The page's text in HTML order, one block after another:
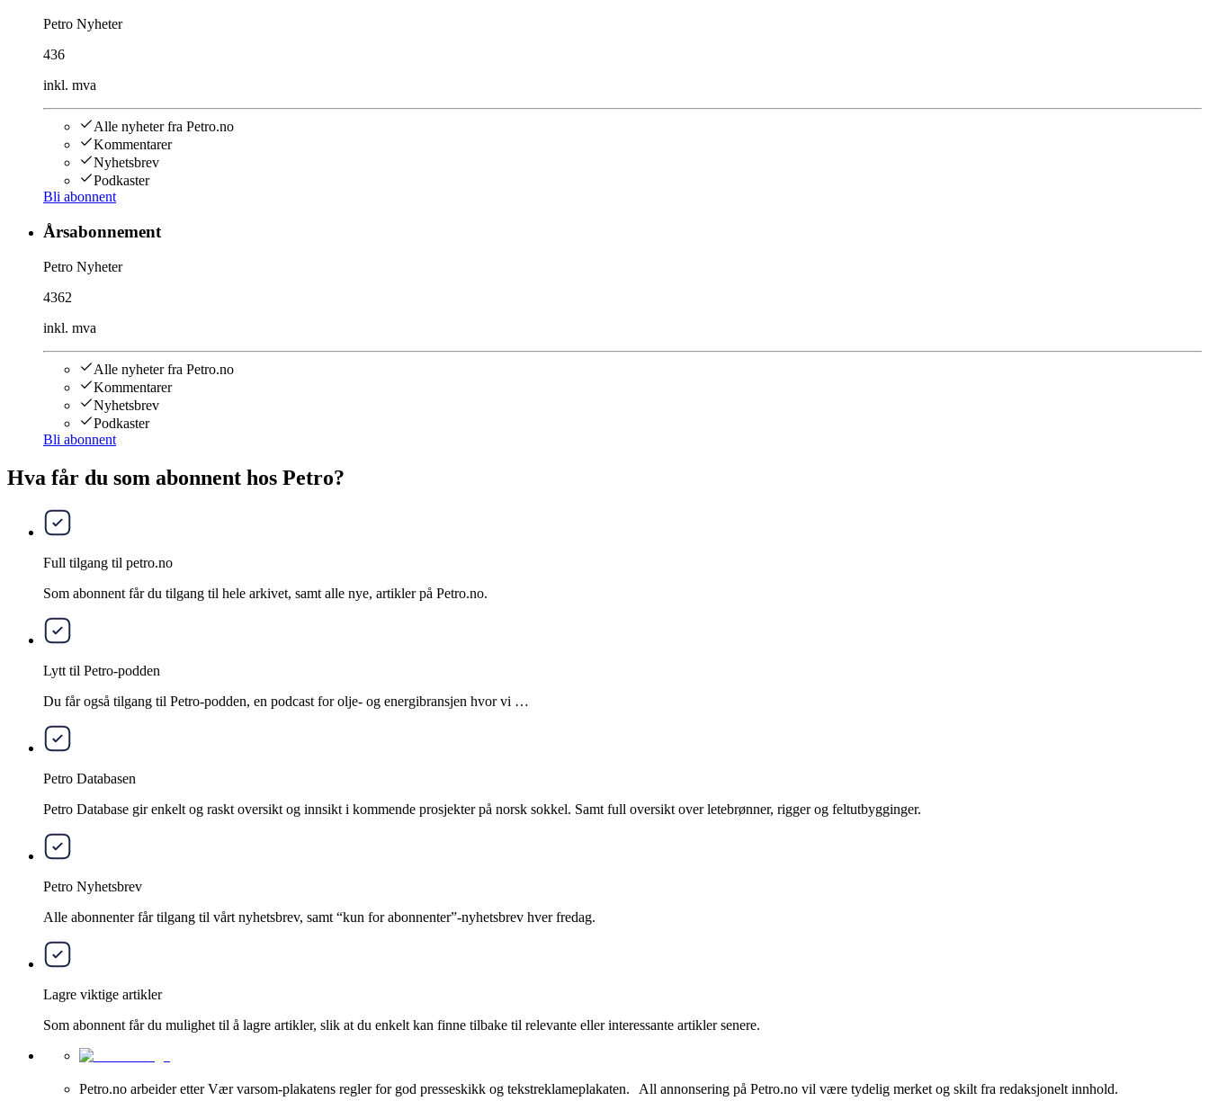
Petro Nyheter
436
inkl. mva
Alle nyheter fra Petro.no
Kommentarer
Nyhetsbrev
Podkaster
Bli abonnent
Årsabonnement
Petro Nyheter
4362
inkl. mva
Alle nyheter fra Petro.no
Kommentarer
Nyhetsbrev
Podkaster
Bli abonnent
Hva får du som abonnent hos Petro?
Full tilgang til petro.no
Som abonnent får du tilgang til hele arkivet, samt alle nye, artikler på Petro.no.
Lytt til Petro-podden
Du får også tilgang til Petro-podden, en podcast for olje- og energibransjen hvor vi …
Petro Databasen
Petro Database gir enkelt og raskt oversikt og innsikt i kommende prosjekter på norsk sokkel. Samt full oversikt over letebrønner, rigger og feltutbygginger.
Petro Nyhetsbrev
Alle abonnenter får tilgang til vårt nyhetsbrev, samt “kun for abonnenter”-nyhetsbrev hver fredag.
Lagre viktige artikler
Som abonnent får du mulighet til å lagre artikler, slik at du enkelt kan finne tilbake til relevante eller interessante artikler senere.
Petro.no arbeider etter Vær varsom-plakatens regler for god presseskikk og tekstreklameplakaten. All annonsering på Petro.no vil være tydelig merket og skilt fra redaksjonelt innhold.